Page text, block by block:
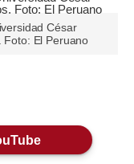
César
Foto: El Peruano